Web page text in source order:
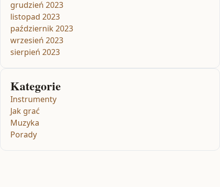
grudzień 2023
listopad 2023
październik 2023
wrzesień 2023
sierpień 2023
Kategorie
Instrumenty
Jak grać
Muzyka
Porady